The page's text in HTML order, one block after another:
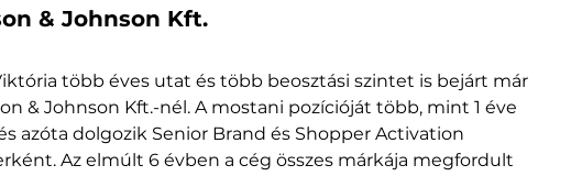
& Johnson Kft.
több éves utat és több beosztási szintet is bejárt már
& Johnson Kft.-nél. A mostani pozícióját több, mint 1 éve
azóta dolgozik Senior Brand és Shopper Activation
Az elmúlt 6 évben a cég összes márkája megfordult